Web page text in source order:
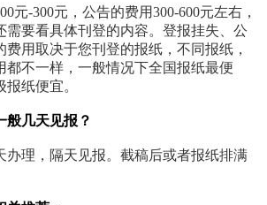
元-300元，公告的费用300-600元左右，
需要看具体刊登的内容。登报挂失、公
用取决于您刊登的报纸，不同报纸，
都不一样，一般情况下全国报纸最便
纸便宜。
般几天见报？
办理，隔天见报。截稿后或者报纸排满